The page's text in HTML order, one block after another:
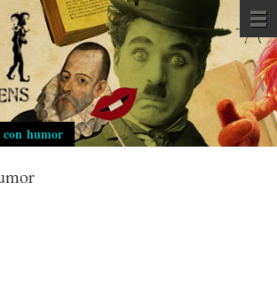
Pasar
al
contenido
principal
humor